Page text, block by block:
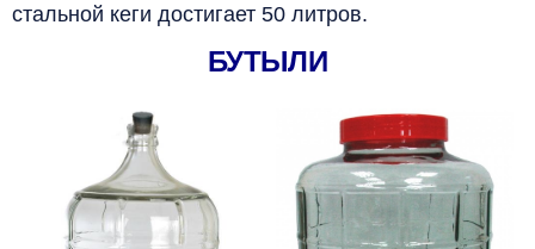
стальной кеги достигает 50 литров.
БУТЫЛИ